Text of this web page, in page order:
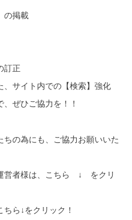
の掲載
訂正
、サイト内での【検索】強化
ぜひご協力を！！
の為にも、ご協力お願いいた
営者様は、こちら ↓ をクリ
ら↓をクリック！